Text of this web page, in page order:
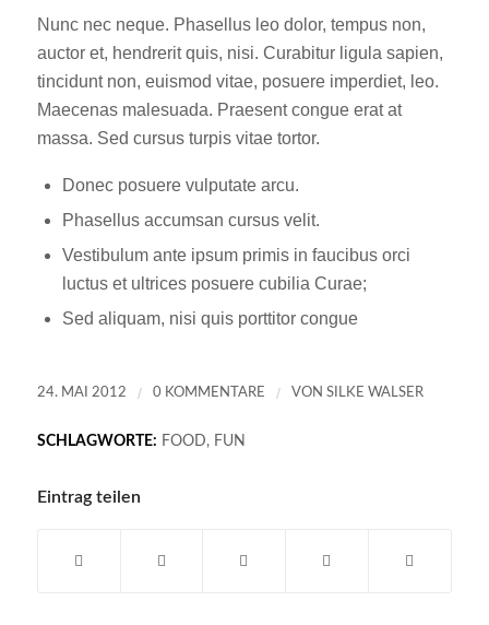
Nunc nec neque. Phasellus leo dolor, tempus non,
auctor et, hendrerit quis, nisi. Curabitur ligula sapien,
tincidunt non, euismod vitae, posuere imperdiet, leo.
Maecenas malesuada. Praesent congue erat at
massa. Sed cursus turpis vitae tortor.
Donec posuere vulputate arcu.
Phasellus accumsan cursus velit.
Vestibulum ante ipsum primis in faucibus orci
luctus et ultrices posuere cubilia Curae;
Sed aliquam, nisi quis porttitor congue
24. MAI 2012 / 0 KOMMENTARE / VON SILKE WALSER
SCHLAGWORTE: FOOD, FUN
Eintrag teilen